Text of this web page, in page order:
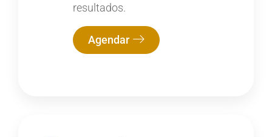
resultados.
Agendar